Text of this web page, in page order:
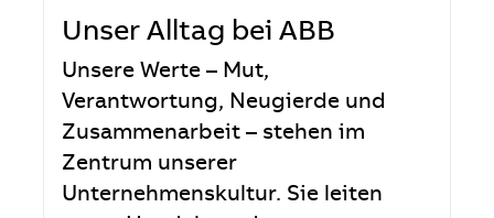
Unser Alltag bei ABB
Unsere Werte – Mut,
Verantwortung, Neugierde und
Zusammenarbeit – stehen im
Zentrum unserer
Unternehmenskultur. Sie leiten